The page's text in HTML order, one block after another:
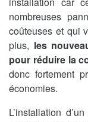
nombreuses
coûteuses et qui
plus, les
pour réduire la
donc fortement
économies.
L’installation